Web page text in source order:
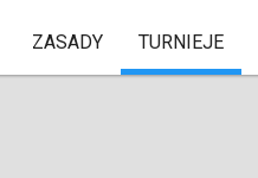
ZASADY TURNIEJE